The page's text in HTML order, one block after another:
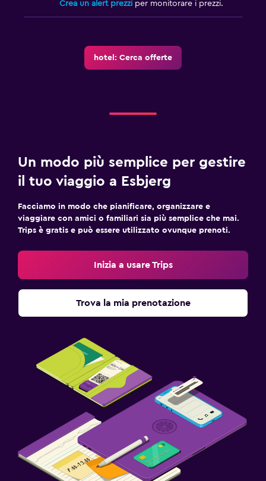
Crea un alert prezzi per monitorare i prezzi.
hotel: Cerca offerte
Un modo più semplice per gestire
il tuo viaggio a Esbjerg
Facciamo in modo che pianificare, organizzare e
viaggiare con amici o familiari sia più semplice che mai.
Trips è gratis e può essere utilizzato ovunque prenoti.
Inizia a usare Trips
Trova la mia prenotazione